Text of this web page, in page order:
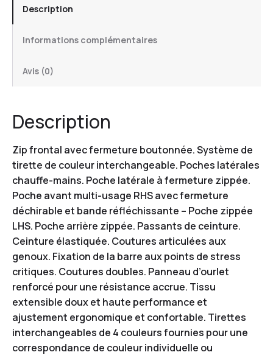
Description
Informations complémentaires
Avis (0)
Description
Zip frontal avec fermeture boutonnée. Système de
tirette de couleur interchangeable. Poches latérales
chauffe-mains. Poche latérale à fermeture zippée.
Poche avant multi-usage RHS avec fermeture
déchirable et bande réfléchissante – Poche zippée
LHS. Poche arrière zippée. Passants de ceinture.
Ceinture élastiquée. Coutures articulées aux
genoux. Fixation de la barre aux points de stress
critiques. Coutures doubles. Panneau d’ourlet
renforcé pour une résistance accrue. Tissu
extensible doux et haute performance et
ajustement ergonomique et confortable. Tirettes
interchangeables de 4 couleurs fournies pour une
correspondance de couleur individuelle ou